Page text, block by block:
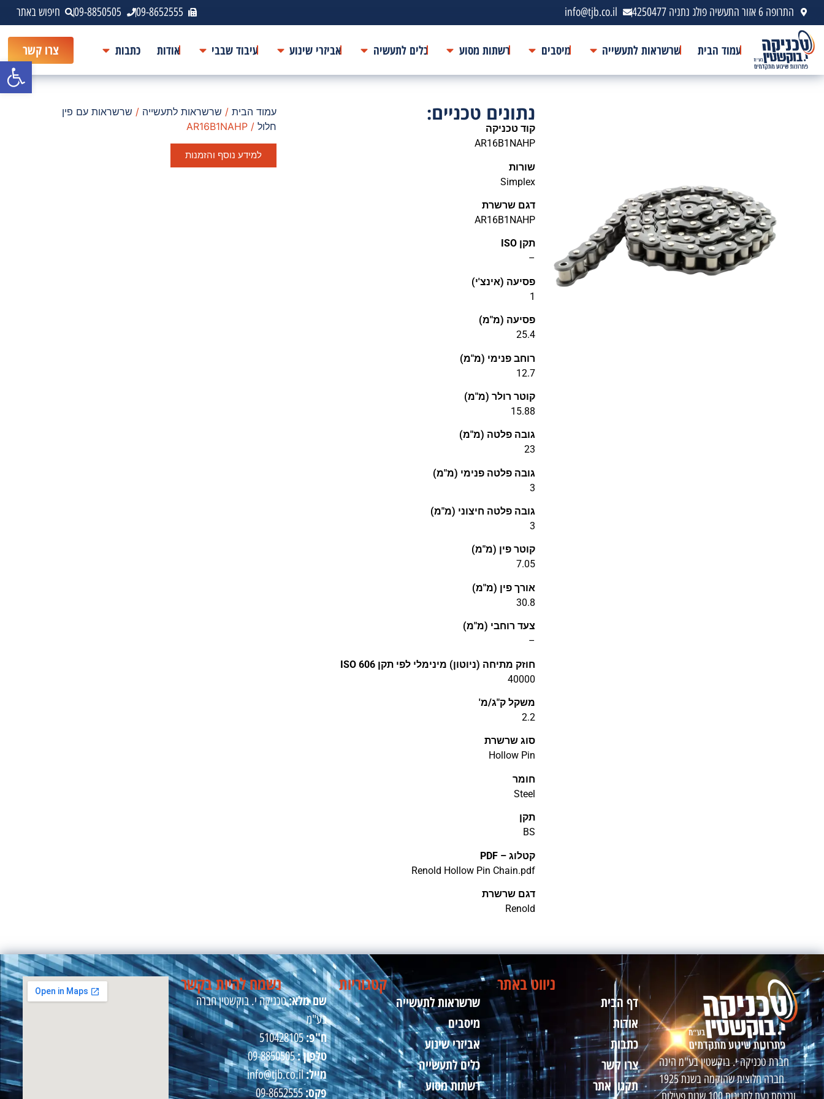
התרופה 6 אזור התעשיה פולג נתניה 4250477 info@tjb.co.il
09-8652555
09-8850505 חיפוש באתר
עמוד הבית שרשראות לתעשייה מיסבים רשתות מסוע כלים לתעשיה אביזרי שינוע עיבוד שבבי אודות כתבות צרו קשר
נתונים טכניים:
קוד טכניקה
AR16B1NAHP
שורות
Simplex
דגם שרשרת
AR16B1NAHP
תקן ISO
–
פסיעה (אינצ'י)
1
פסיעה (מ"מ)
25.4
רוחב פנימי (מ"מ)
12.7
קוטר רולר (מ"מ)
15.88
גובה פלטה (מ"מ)
23
גובה פלטה פנימי (מ"מ)
3
גובה פלטה חיצוני (מ"מ)
3
קוטר פין (מ"מ)
7.05
אורך פין (מ"מ)
30.8
צעד רוחבי (מ"מ)
–
חוזק מתיחה (ניוטון) מינימלי לפי תקן ISO 606
40000
משקל ק"ג/מ'
2.2
סוג שרשרת
Hollow Pin
חומר
Steel
תקן
BS
קטלוג – PDF
Renold Hollow Pin Chain.pdf
דגם שרשרת
Renold
עמוד הבית/ שרשראות לתעשייה / שרשראות עם פין
חלול/ AR16B1NAHP
למידע נוסף והזמנות
חברת טכניקה י. בוקשטין בע"מ הינה
חברה חלוצית שהוקמה בשנת 1925
ונכנסת כעת לחגיגות 100 שנות פעילות.
ניווט באתר
דף הבית
אודות
כתבות
צרו קשר
תקנון אתר
קטגוריות
שרשראות לתעשייה
מיסבים
אביזרי שינוע
כלים לתעשייה
רשתות מסוע
נשמח להיות בקשר
שם מלא:טכניקה י. בוקשטין חברה
בע"מ
ח"פ:510428105
טלפון :09-8850505
מייל:info@tjb.co.il
פקס:09-8652555
פתח